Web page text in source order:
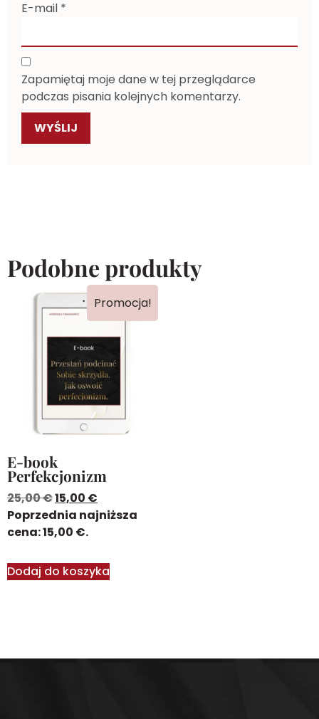
E-mail *
Zapamiętaj moje dane w tej przeglądarce
podczas pisania kolejnych komentarzy.
Podobne produkty
Promocja!
E-book
Perfekcjonizm
25,00€15,00 €
Poprzednia najniższa
cena:15,00 €.
Dodaj do koszyka